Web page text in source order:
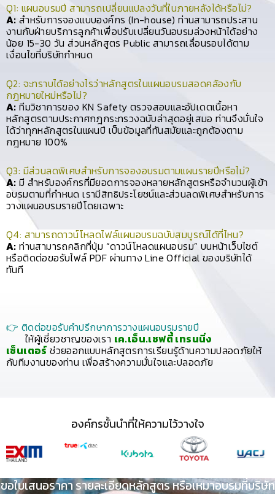
Q1: แผนอบรมปี สามารถเปลี่ยนแปลงวันที่ในภายหลังได้หรือไม่?
A: สำหรับการจองแบบองค์กร (In-house) ท่านสามารถประสาน
งานกับฝ่ายบริการลูกค้าเพื่อปรับเปลี่ยนวันอบรมล่วงหน้าได้อย่าง
น้อย 15-30 วัน ส่วนหลักสูตร Public สามารถเลื่อนรอบได้ตาม
เงื่อนไขที่บริษัทกำหนด
Q2: จะทราบได้อย่างไรว่าหลักสูตรในแผนอบรมสอดคล้องกับ
กฎหมายใหม่หรือไม่?
A: ทีมวิชาการของ KN Safety ตรวจสอบและอัปเดตเนื้อหา
หลักสูตรตามประกาศกฎกระทรวงฉบับล่าสุดอยู่เสมอ ท่านจึงมั่นใจ
ได้ว่าทุกหลักสูตรในแผนปี เป็นข้อมูลที่ทันสมัยและถูกต้องตาม
กฎหมาย 100%
Q3: มีส่วนลดพิเศษสำหรับการจองอบรมตามแผนรายปีหรือไม่?
A: มี สำหรับองค์กรที่มียอดการจองหลายหลักสูตรหรือจำนวนผู้เข้า
อบรมตามที่กำหนด เรามีสิทธิประโยชน์และส่วนลดพิเศษสำหรับการ
วางแผนอบรมรายปีโดยเฉพาะ
Q4: สามารถดาวน์โหลดไฟล์แผนอบรมฉบับสมบูรณ์ได้ที่ไหน?
A: ท่านสามารถคลิกที่ปุ่ม “ดาวน์โหลดแผนอบรม” บนหน้าเว็บไซต์
หรือติดต่อขอรับไฟล์ PDF ผ่านทาง Line Official ของบริษัทได้
ทันที
👉 ติดต่อขอรับคำปรึกษาการวางแผนอบรมรายปี
ให้ผู้เชี่ยวชาญของเรา เค.เอ็น.เซฟตี้ เทรนนิ่ง
เซ็นเตอร์ ช่วยออกแบบหลักสูตรการเรียนรู้ด้านความปลอดภัยให้
กับทีมงานของท่าน เพื่อสร้างความมั่นใจและปลอดภัย
องค์กรชั้นนำที่ให้ความไว้วางใจ
ขอใบเสนอราคา รายละเอียดหลักสูตร หรือเหมาอบรมที่บริษัท